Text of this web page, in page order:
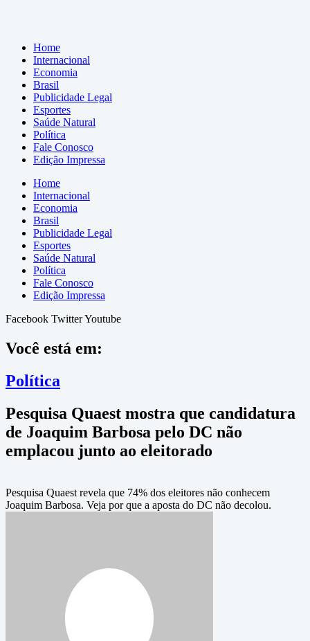
Home
Internacional
Economia
Brasil
Publicidade Legal
Esportes
Saúde Natural
Política
Fale Conosco
Edição Impressa
Home
Internacional
Economia
Brasil
Publicidade Legal
Esportes
Saúde Natural
Política
Fale Conosco
Edição Impressa
Facebook TwitterYoutube
Você está em:
Política
Pesquisa Quaest mostra que candidatura
de Joaquim Barbosa pelo DC não
emplacou junto ao eleitorado
Pesquisa Quaest revela que 74% dos eleitores não conhecem
Joaquim Barbosa. Veja por que a aposta do DC não decolou.